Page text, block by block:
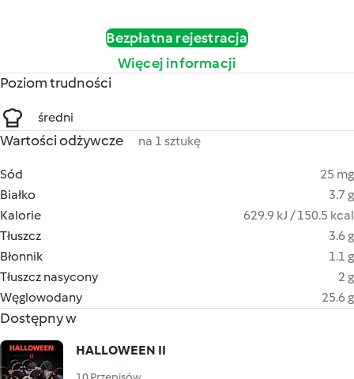
Bezpłatna rejestracja
Więcej informacji
Poziom trudności
średni
Wartości odżywcze na 1 sztukę
Sód
25 mg
Białko
3.7 g
Kalorie
629.9 kJ / 150.5 kcal
Tłuszcz
3.6 g
Błonnik
1.1 g
Tłuszcz nasycony
2 g
Węglowodany
25.6 g
Dostępny w
HALLOWEEN II